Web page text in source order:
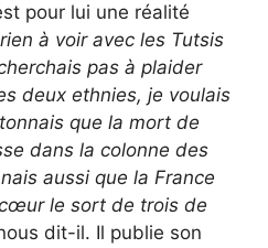
pour lui une réalité
rien à voir avec les Tutsis
pas à plaider
deux ethnies, je voulais
que la mort de
dans la colonne des
aussi que la France
le sort de trois de
dit-il. Il publie son